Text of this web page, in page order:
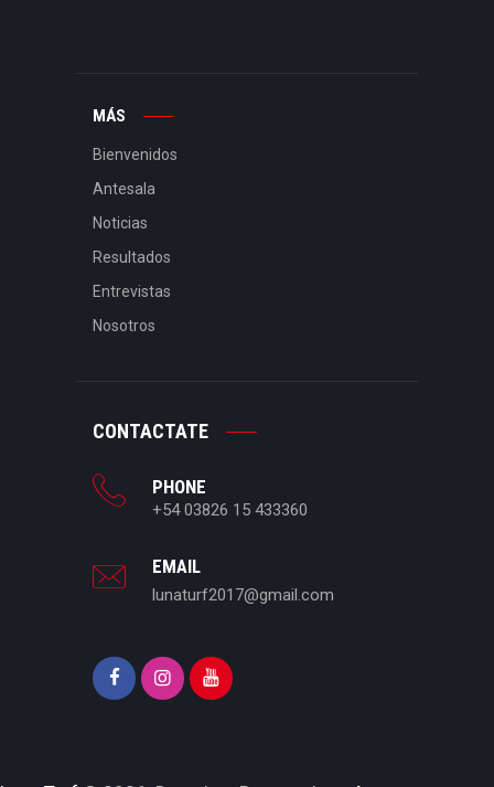
MÁS
Bienvenidos
Antesala
Noticias
Resultados
Entrevistas
Nosotros
CONTACTATE
PHONE
+54 03826 15 433360
EMAIL
lunaturf2017@gmail.com